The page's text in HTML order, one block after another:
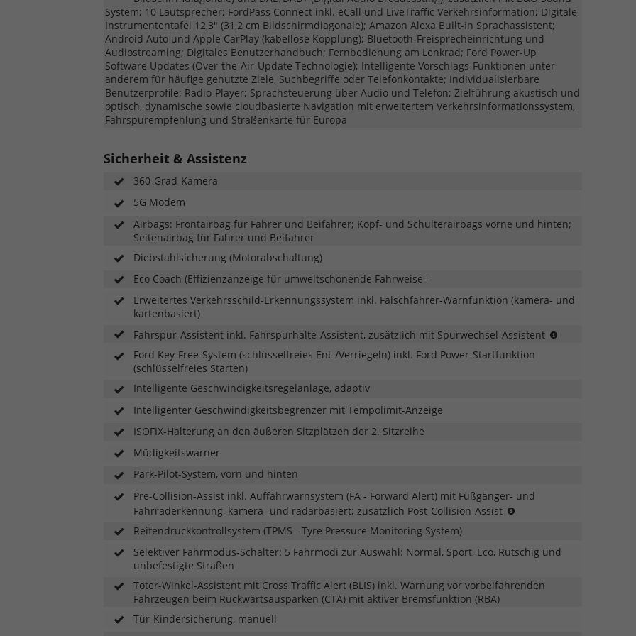
Klapphebel
im
Kofferraum
System; 10 Lautsprecher; FordPass Connect inkl. eCall und LiveTraffic Verkehrsinformation; Digitale
Instrumententafel 12,3" (31,2 cm Bildschirmdiagonale); Amazon Alexa Built-In Sprachassistent;
Android Auto und Apple CarPlay (kabellose Kopplung); Bluetooth-Freisprecheinrichtung und
Audiostreaming; Digitales Benutzerhandbuch; Fernbedienung am Lenkrad; Ford Power-Up
Software Updates (Over-the-Air-Update Technologie); Intelligente Vorschlags-Funktionen unter
anderem für häufige genutzte Ziele, Suchbegriffe oder Telefonkontakte; Individualisierbare
Benutzerprofile; Radio-Player; Sprachsteuerung über Audio und Telefon; Zielführung akustisch und
optisch, dynamische sowie cloudbasierte Navigation mit erweitertem Verkehrsinformationssystem,
Fahrspurempfehlung und Straßenkarte für Europa
Sicherheit & Assistenz
360-Grad-Kamera
5G Modem
Airbags: Frontairbag für Fahrer und Beifahrer; Kopf- und Schulterairbags vorne und hinten;
Seitenairbag für Fahrer und Beifahrer
Diebstahlsicherung (Motorabschaltung)
Eco Coach (Effizienzanzeige für umweltschonende Fahrweise=
Erweitertes Verkehrsschild-Erkennungssystem inkl. Falschfahrer-Warnfunktion (kamera- und
kartenbasiert)
Fahrspur-Assistent inkl. Fahrspurhalte-Assistent, zusätzlich mit Spurwechsel-Assistent
Ford Key-Free-System (schlüsselfreies Ent-/Verriegeln) inkl. Ford Power-Startfunktion
(schlüsselfreies Starten)
Intelligente Geschwindigkeitsregelanlage, adaptiv
Intelligenter Geschwindigkeitsbegrenzer mit Tempolimit-Anzeige
ISOFIX-Halterung an den äußeren Sitzplätzen der 2. Sitzreihe
Müdigkeitswarner
Park-Pilot-System, vorn und hinten
Pre-Collision-Assist inkl. Auffahrwarnsystem (FA - Forward Alert) mit Fußgänger- und
Fahrraderkennung, kamera- und radarbasiert; zusätzlich Post-Collision-Assist
Das
ab
Reifendruckkontrollsystem (TPMS - Tyre Pressure Monitoring System)
Selektiver Fahrmodus-Schalter: 5 Fahrmodi zur Auswahl: Normal, Sport, Eco, Rutschig und
unbefestigte Straßen
Toter-Winkel-Assistent mit Cross Traffic Alert (BLIS) inkl. Warnung vor vorbeifahrenden
Fahrzeugen beim Rückwärtsausparken (CTA) mit aktiver Bremsfunktion (RBA)
Tür-Kindersicherung, manuell